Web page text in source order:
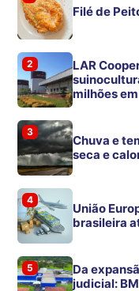
Filé de
2
LAR
milhões
3
Chuva e
seca e
4
União
brasileira
5
Da
judicial: